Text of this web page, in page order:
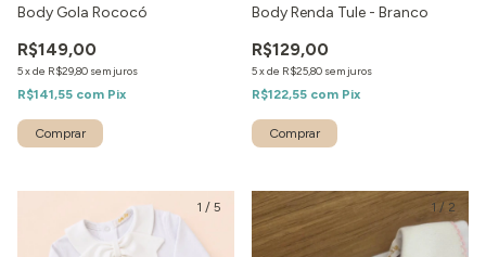
Body Gola Rococó
R$149,00
5xde R$29,80 sem juros
R$141,55 com Pix
Body Renda Tule - Branco
R$129,00
5xde R$25,80 sem juros
R$122,55 com Pix
1 / 5 1 / 2